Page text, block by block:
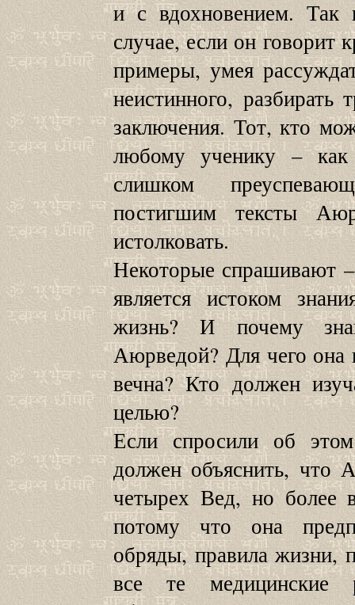
и с вдохновением. Так
случае, если он говорит
примеры, умея
неистинного,
заключения. Тот, кто
любому ученику –
слишком
постигшим тексты
истолковать.
Некоторые спрашивают
является истоком
жизнь? И почему
Аюрведой? Для чего она
вечна? Кто должен
целью?
Если спросили об
должен объяснить, что
четырех Вед, но более
потому что она
обряды, правила жизни,
все те медицинские